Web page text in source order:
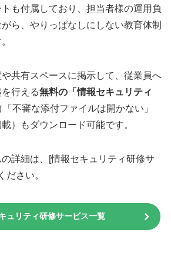
も付属しており、担当者様の運用負
ら、やりっぱなしにしない教育体制
共有スペースに掲示して、従業員へ
行える無料の「情報セキュリティ
「不審な添付ファイルは開かない」
）もダウンロード可能です。
詳細は、[情報セキュリティ研修サ
ださい。
ュリティ研修サービス一覧